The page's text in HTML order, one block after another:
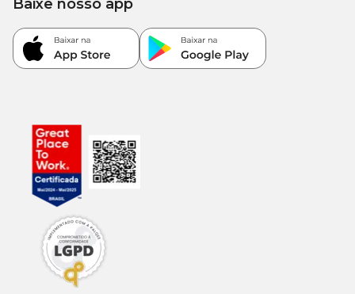
Pode dar petisco para gatos todos os dias?
Pode, desde que em quantidades controladas. A
enquanto o restante da alimentação deve vir de um
alimento completo e balanceado, como a ração.
O excesso de petiscos pode favorecer o ganho de peso e
desequilibrar a dieta, por isso o controle da quantidade é
essencial.
Qual petisco os gatos mais gostam?
Gatos costumam preferir
, com aroma e sabor marcantes. Entre os mais
Baixe nosso app